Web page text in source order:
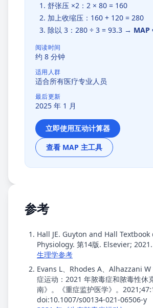
舒张压 ×2：2 × 80 = 160
加上收缩压：160 + 120 = 280
除以 3：280 ÷ 3 = 93.3 → MAP
阅读时间
约 8 分钟
适用人群
适合所有医疗专业人员
最后更新
2025 年 1 月
立即使用互动计算器
查看 MAP 主工具
参考
Hall JE. Guyton and Hall
Physiology. 第14版. Elsevier; 2021.
生理学参考
Evans L、Rhodes A、Alhazzani
症运动：2021 年脓毒症和脓毒性休
南》。《重症监护医学》。
doi:10.1007/s00134-021-06506-y